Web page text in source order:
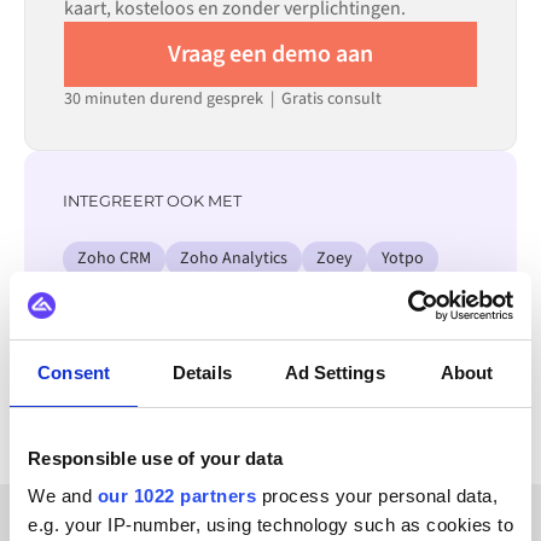
Consent Details Ad Settings About
Responsible use of your data
We and our 1022 partners process your personal data,
e.g. your IP-number, using technology such as cookies to
kaart, kosteloos en zonder verplichtingen.
Vraag een demo aan
30 minuten durend gesprek | Gratis consult
INTEGREERT OOK MET
Zoho CRM Zoho Analytics Zoey
Yotpo